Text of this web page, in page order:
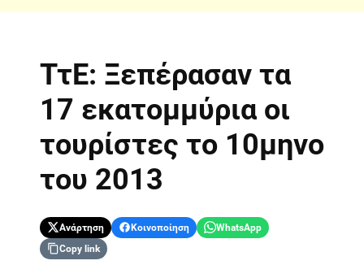
ΤτΕ: Ξεπέρασαν τα
17 εκατομμύρια οι
τουρίστες το 10μηνο
του 2013
Ανάρτηση Κοινοποίηση
WhatsApp
Copy link